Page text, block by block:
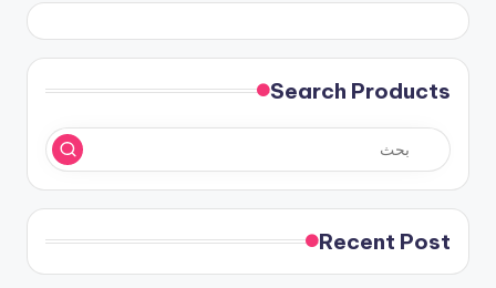
Search Products
Recent Post